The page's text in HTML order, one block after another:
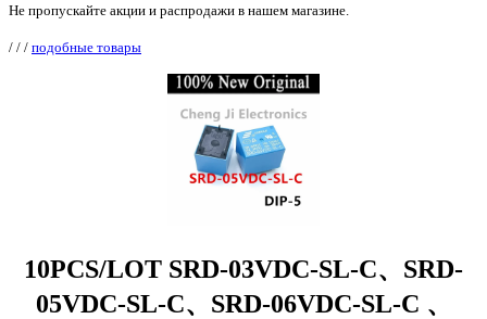
Не пропускайте акции и распродажи в нашем магазине.
/ / / подобные товары
10PCS/LOT SRD-03VDC-SL-C、SRD-
05VDC-SL-C、SRD-06VDC-SL-C 、